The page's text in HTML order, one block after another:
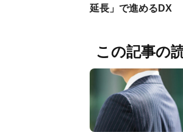
延長」で進めるDX
この記事の